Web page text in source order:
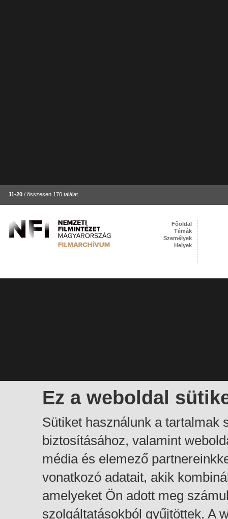
11-20 / összesen 170 találat
Ez a weboldal
Sütiket használunk a tartalmak
biztosításához, valamint
média és elemező
vonatkozó adatait, akik
amelyeket Ön adott meg
szolgáltatásokból gyűjtöttek. A
Főoldal
Témák
Személyek
Helyek